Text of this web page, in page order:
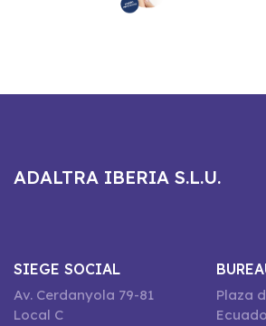
ADALTRA IBERIA S.L.U.
SIEGE SOCIAL
Av. Cerdanyola 79-81
Local C
Plaza